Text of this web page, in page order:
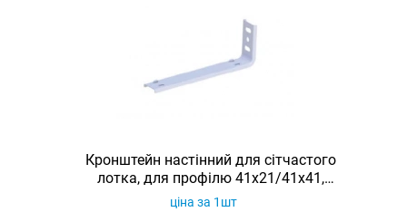
Кронштейн настінний для сітчастого
лотка, для профілю 41х21/41х41,
товщина 2 мм, L = 410, оцинкований,
ціна за 1шт